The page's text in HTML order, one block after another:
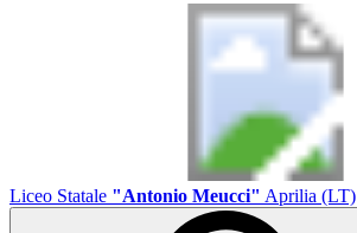
Liceo Statale "Antonio Meucci" Aprilia (LT)